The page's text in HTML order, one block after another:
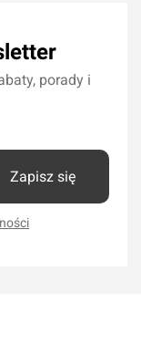
porady i
Zapisz się